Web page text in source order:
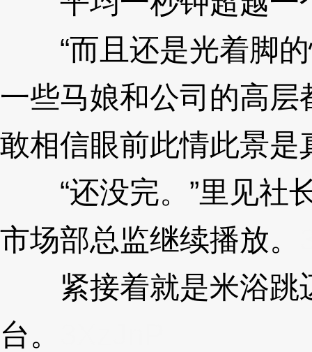
“而且还是光着脚的
一些马娘和公司的高
敢相信眼前此情此景是
“还没完。”里见社
市场部总监继续播放。
紧接着就是米浴跳
台。